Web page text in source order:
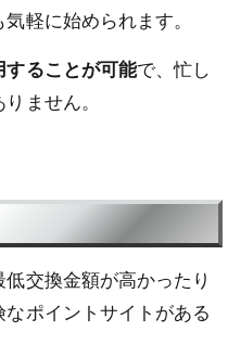
軽に始められます。
することが可能で、忙し
ません。
低交換金額が高かったり
ポイントサイトがある